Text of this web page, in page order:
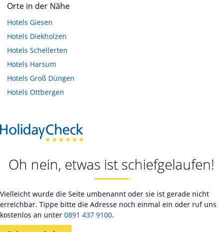
Orte in der Nähe
Hotels Giesen
Hotels Diekholzen
Hotels Schellerten
Hotels Harsum
Hotels Groß Düngen
Hotels Ottbergen
Oh nein, etwas ist schiefgelaufen!
Vielleicht wurde die Seite umbenannt oder sie ist gerade nicht
erreichbar. Tippe bitte die Adresse noch einmal ein oder ruf uns
kostenlos an unter 0891 437 9100.